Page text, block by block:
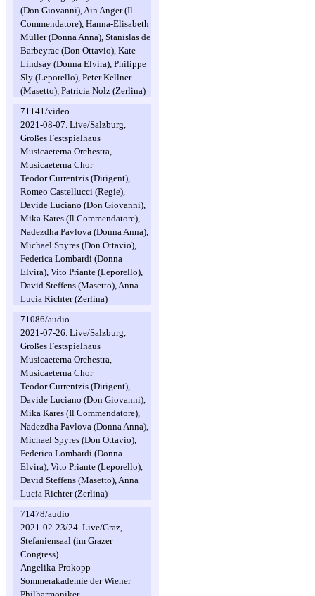
(Don Giovanni), Ain Anger (Il
Commendatore), Hanna-Elisabeth
Müller (Donna Anna), Stanislas de
Barbeyrac (Don Ottavio), Kate
Lindsay (Donna Elvira), Philippe
Sly (Leporello), Peter Kellner
(Masetto), Patricia Nolz (Zerlina)
71141/video
2021-08-07. Live/Salzburg,
Großes Festspielhaus
Musicaeterna Orchestra,
Musicaeterna Chor
Teodor Currentzis (Dirigent),
Romeo Castellucci (Regie),
Davide Luciano (Don Giovanni),
Mika Kares (Il Commendatore),
Nadezdha Pavlova (Donna Anna),
Michael Spyres (Don Ottavio),
Federica Lombardi (Donna
Elvira), Vito Priante (Leporello),
David Steffens (Masetto), Anna
Lucia Richter (Zerlina)
71086/audio
2021-07-26. Live/Salzburg,
Großes Festspielhaus
Musicaeterna Orchestra,
Musicaeterna Chor
Teodor Currentzis (Dirigent),
Davide Luciano (Don Giovanni),
Mika Kares (Il Commendatore),
Nadezdha Pavlova (Donna Anna),
Michael Spyres (Don Ottavio),
Federica Lombardi (Donna
Elvira), Vito Priante (Leporello),
David Steffens (Masetto), Anna
Lucia Richter (Zerlina)
71478/audio
2021-02-23/24. Live/Graz,
Stefaniensaal (im Grazer
Congress)
Angelika-Prokopp-
Sommerakademie der Wiener